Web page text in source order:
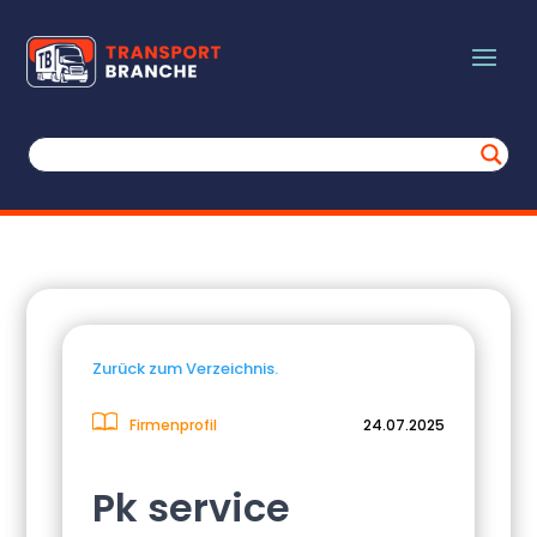
Zurück zum Verzeichnis.
Firmenprofil 24.07.2025
Pk service